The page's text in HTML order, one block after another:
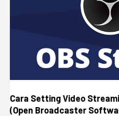
Cara Setting Video
(Open Broadcaster